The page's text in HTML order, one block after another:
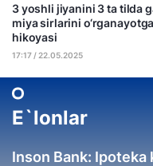
3 yoshli jiyanini 3 ta tilda
miya sirlarini
hikoyasi
17:17 / 22.05.2025
E`lonlar
Inson Bank: